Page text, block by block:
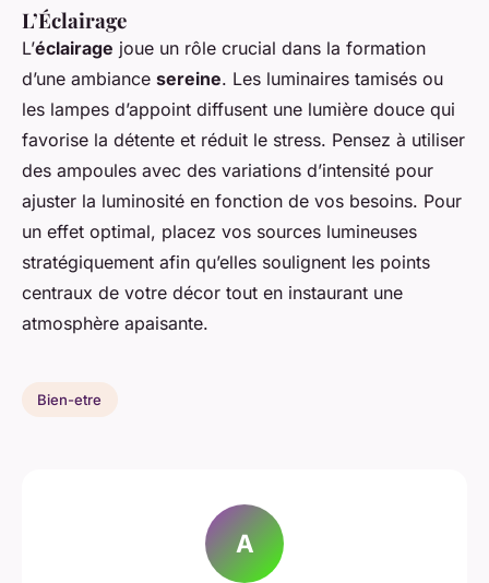
L’Éclairage
L’éclairage joue un rôle crucial dans la formation
d’une ambiance sereine. Les luminaires tamisés ou
les lampes d’appoint diffusent une lumière douce qui
favorise la détente et réduit le stress. Pensez à utiliser
des ampoules avec des variations d’intensité pour
ajuster la luminosité en fonction de vos besoins. Pour
un effet optimal, placez vos sources lumineuses
stratégiquement afin qu’elles soulignent les points
centraux de votre décor tout en instaurant une
atmosphère apaisante.
Bien-etre
A